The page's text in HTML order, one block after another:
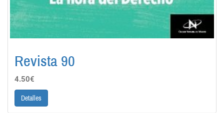
Revista 90
4.50€
Detalles